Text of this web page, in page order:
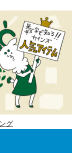
グ